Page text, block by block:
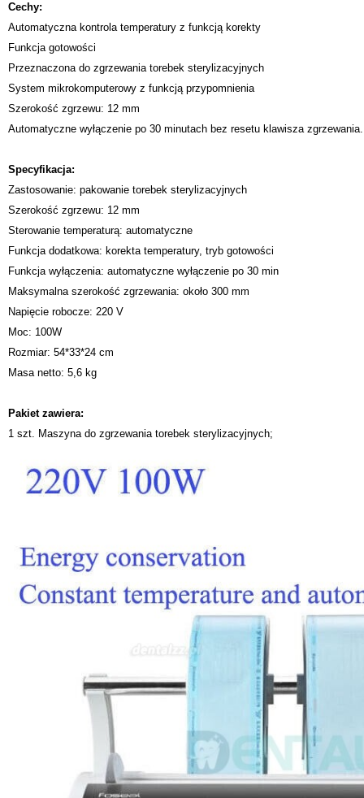
Cechy:
Automatyczna kontrola temperatury z funkcją korekty
Funkcja gotowości
Przeznaczona do zgrzewania torebek sterylizacyjnych
System mikrokomputerowy z funkcją przypomnienia
Szerokość zgrzewu: 12 mm
Automatyczne wyłączenie po 30 minutach bez resetu klawisza zgrzewania.
Specyfikacja:
Zastosowanie: pakowanie torebek sterylizacyjnych
Szerokość zgrzewu: 12 mm
Sterowanie temperaturą: automatyczne
Funkcja dodatkowa: korekta temperatury, tryb gotowości
Funkcja wyłączenia: automatyczne wyłączenie po 30 min
Maksymalna szerokość zgrzewania: około 300 mm
Napięcie robocze: 220 V
Moc: 100W
Rozmiar: 54*33*24 cm
Masa netto: 5,6 kg
Pakiet zawiera:
1 szt. Maszyna do zgrzewania torebek sterylizacyjnych;